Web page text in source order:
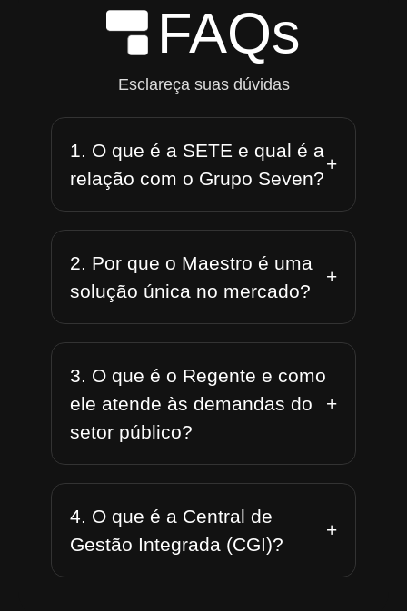
FAQs
Esclareça suas dúvidas
1. O que é a SETE e qual é a
relação com o Grupo Seven?
+
2. Por que o Maestro é uma
solução única no mercado?
+
3. O que é o Regente e como
ele atende às demandas do
setor público?
+
4. O que é a Central de
Gestão Integrada (CGI)?
+